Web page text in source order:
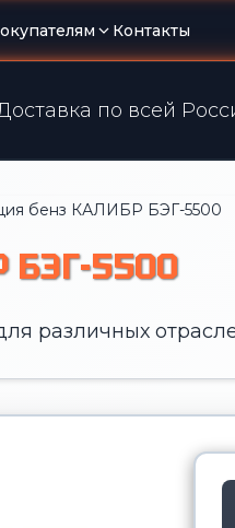
Контакты
по всей
бенз КАЛИБР БЭГ-5500
БЭГ-5500
различных